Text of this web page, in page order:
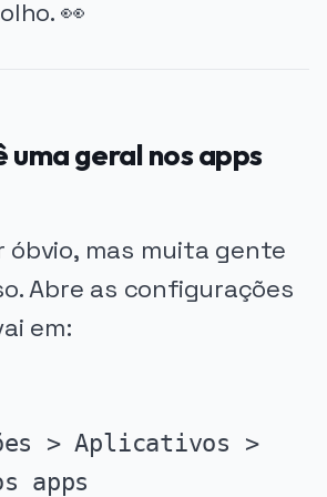
👀
uma geral nos apps
óbvio, mas muita gente
Abre as configurações
em:
> Aplicativos >
apps